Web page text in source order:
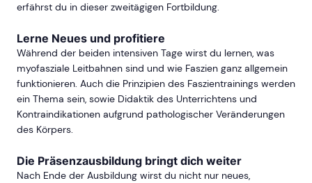
erfährst du in dieser zweitägigen Fortbildung.
Lerne Neues und profitiere
Während der beiden intensiven Tage wirst du lernen, was
myofasziale Leitbahnen sind und wie Faszien ganz allgemein
funktionieren. Auch die Prinzipien des Faszientrainings werden
ein Thema sein, sowie Didaktik des Unterrichtens und
Kontraindikationen aufgrund pathologischer Veränderungen
des Körpers.
Die Präsenzausbildung bringt dich weiter
Nach Ende der Ausbildung wirst du nicht nur neues,